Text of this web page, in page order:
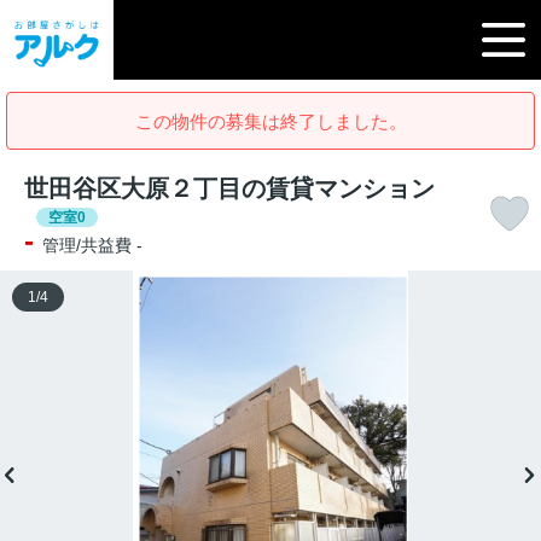
この物件の募集は終了しました。
世田谷区大原２丁目の賃貸マンション
空室0
- 管理/共益費 -
1 /4